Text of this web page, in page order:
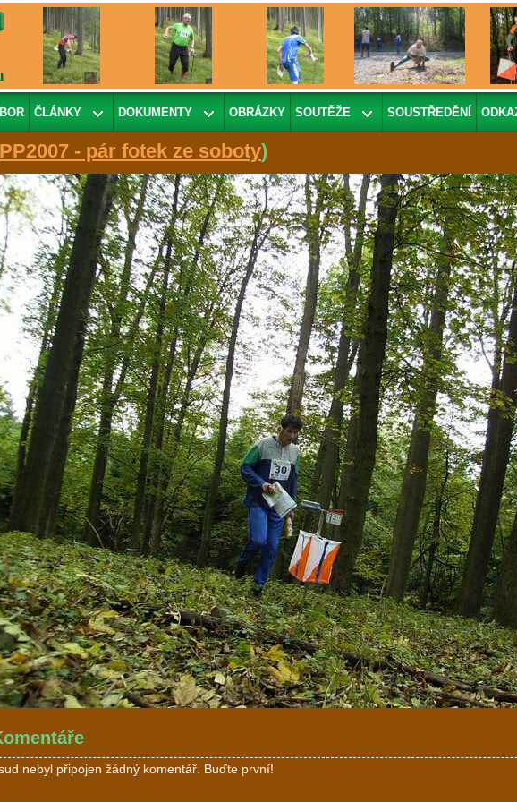
ČLÁNKY DOKUMENTY OBRÁZKY SOUTĚŽE SOUSTŘEDĚNÍ
PP2007 - pár fotek ze soboty)
nebyl připojen žádný komentář. Buďte první!